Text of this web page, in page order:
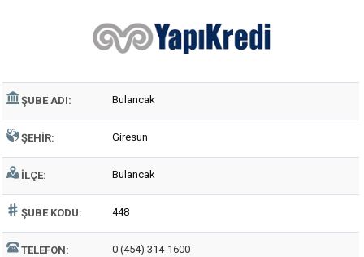
ŞUBE ADI: Bulancak
ŞEHIR: Giresun
İLÇE: Bulancak
ŞUBE KODU: 448
TELEFON: 0 (454) 314-1600